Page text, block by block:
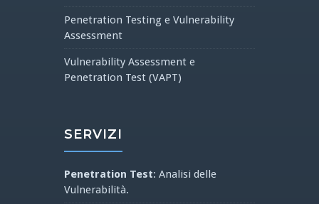
Penetration Testing e Vulnerability
Assessment
Vulnerability Assessment e
Penetration Test (VAPT)
SERVIZI
Penetration Test: Analisi delle
Vulnerabilità.